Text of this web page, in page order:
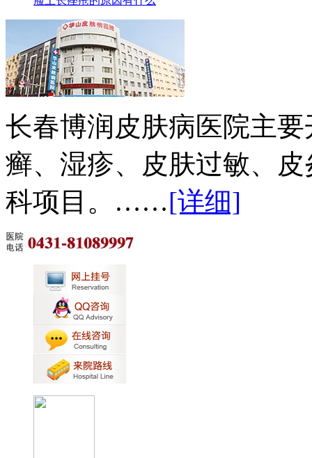
长春博润皮肤病医院主
癣、湿疹、皮肤过敏、
科项目。……[详细]